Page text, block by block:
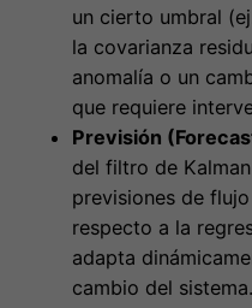
Previsión
del filtro de
previsiones de
respecto a la
adapta
cambio del sistema.